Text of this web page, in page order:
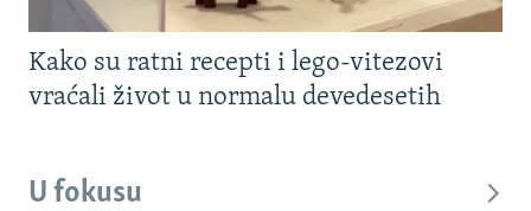
Kako su ratni recepti i lego-vitezovi
vraćali život u normalu devedesetih
U fokusu